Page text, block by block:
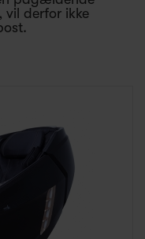
vil derfor ikke